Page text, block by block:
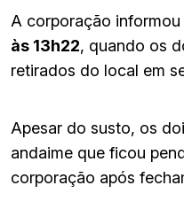
A corporação informou
às 13h22, quando os
retirados do local em
Apesar do susto, os
andaime que ficou
corporação após